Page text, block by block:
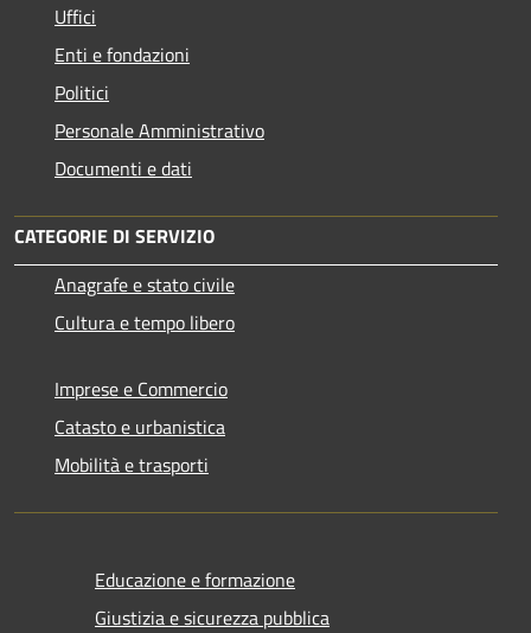
Uffici
Enti e fondazioni
Politici
Personale Amministrativo
Documenti e dati
CATEGORIE DI SERVIZIO
Anagrafe e stato civile
Cultura e tempo libero
Imprese e Commercio
Catasto e urbanistica
Mobilità e trasporti
Educazione e formazione
Giustizia e sicurezza pubblica